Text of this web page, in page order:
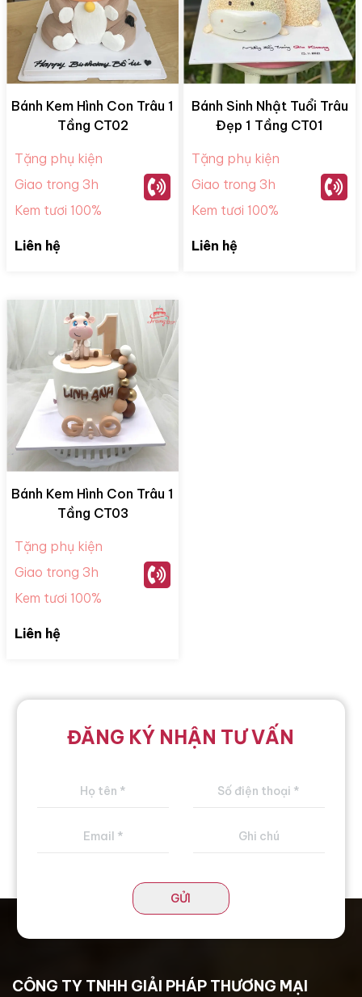
Bánh Kem Hình Con Trâu 1
Tầng CT02
Tặng phụ kiện
Giao trong 3h
Kem tươi 100%
Liên hệ
Bánh Sinh Nhật Tuổi Trâu
Đẹp 1 Tầng CT01
Tặng phụ kiện
Giao trong 3h
Kem tươi 100%
Liên hệ
Bánh Kem Hình Con Trâu 1
Tầng CT03
Tặng phụ kiện
Giao trong 3h
Kem tươi 100%
Liên hệ
ĐĂNG KÝ NHẬN TƯ VẤN
GỬI
CÔNG TY TNHH GIẢI PHÁP THƯƠNG MẠI